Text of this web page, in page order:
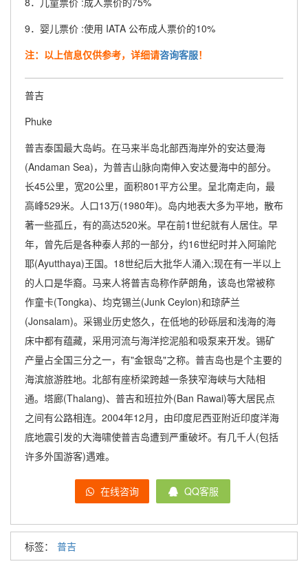
9．婴儿票价 :使用 IATA 公布成人票价的10%
注：以上信息仅供参考，详细请咨询客服！
普吉
Phuke
普吉泰国最大岛屿。在马来半岛北部西海岸外的安达曼海
(Andaman Sea)，为普吉山脉向南伸入安达曼海中的部分。
长45公里，宽20公里，面积801平方公里。呈北南走向，最
高峰529米。人口13万(1980年)。岛内地表大多为平地，散布
著一些孤丘，有的高达520米。早在前1世纪就有人居住。早
年，曾先后是各种泰人邦的一部分，约16世纪时并入阿瑜陀
耶(Ayutthaya)王国。18世纪后大批华人涌入;现在有一半以上
的人口是华裔。马来人将普吉岛称作萨朗角，该岛也常被称
作童卡(Tongka)、均克锡兰(Junk Ceylon)和琼萨兰
(Jonsalam)。采锡业历史悠久，在低地的砂砾层和浅海的海
床中都有蕴藏，采用河流与海洋挖泥船和吸泵来开发。锡矿
产量占全国三分之一，有"金银岛"之称。普吉岛也是个主要的
海滨旅游胜地。北部有座桥梁跨越一条狭窄海峡与大陆相
通。塔廊(Thalang)、普吉和班拉外(Ban Rawai)等大居民点
之间有公路相连。2004年12月，由印度尼西亚附近印度洋海
底地震引发的大海啸使普吉岛遭到严重破坏。有几千人(包括
许多外国游客)遇难。
在线咨询 QQ客服
标签： 普吉